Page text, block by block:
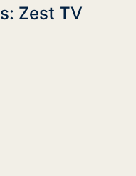
Zest TV